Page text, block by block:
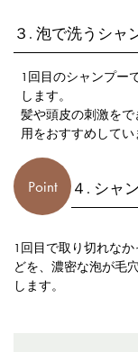
３. 泡で洗うシャ
1回目のシャンプー
します。
髪や頭皮の刺激を
用をおすすめしてい
Point ４. シャ
1回目で取り切れな
どを、濃密な泡が毛
します。